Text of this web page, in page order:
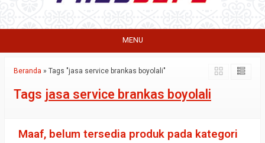
MENU
Beranda » Tags "jasa service brankas boyolali"
Tags jasa service brankas boyolali
Maaf, belum tersedia produk pada kategori